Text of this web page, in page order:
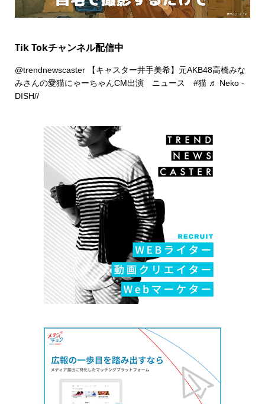
Tik Tokチャンネル配信中
@trendnewscaster【キャスター井手美希】元AKB48高橋みな
みさんの愛猫にゃーちゃんCM出演 ニュース #猫 ♬ Neko -
DISH//